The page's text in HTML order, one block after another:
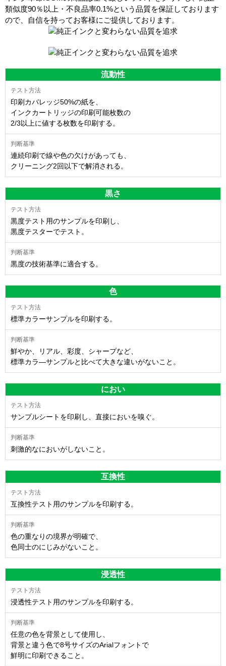
類似度90％以上・不良品率0.1%という品質を保証しております
ので、自信を持ってお客様にご提供しております。
流動性
印刷カバレッジ50%の紙を、
インクカートリッジの印刷可能枚数の
2/3以上に値する枚数を印刷する。
連続印刷で線や色の欠けがあっても、
クリーニング2回以下で解消される。
黒さ
黒度テスト用のサンプルを印刷し、
黒度テスターでテスト。
黒度の技術基準に適合する。
色
標準カラーサンプルを印刷する。
鮮やか、リアル、彩度、シャープなど、
標準カラ―サンプルと比べて大きな違いがないこと。
におい
サンプルシートを印刷し、直接においを嗅ぐ。
刺激的なにおいがしないこと。
互換性
互換性テスト用のサンプルを印刷する。
色の重なりの境界が明確で、
色同士のにじみがないこと。
浸透性
浸透性テスト用のサンプルを印刷する。
任意の色を背景として使用し、
背景と違う色で8号サイズのArialフォントで
鮮明に印刷できること。